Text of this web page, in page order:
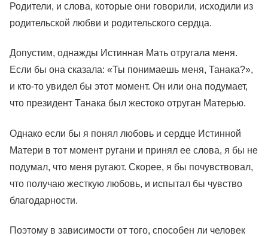
Родители, и слова, которые они говорили, исходили из
родительской любви и родительского сердца.
Допустим, однажды Истинная Мать отругала меня.
Если бы она сказала: «Ты понимаешь меня, Танака?»,
и кто-то увидел бы этот момент. Он или она подумает,
что президент Танака был жестоко отруган Матерью.
Однако если бы я понял любовь и сердце Истинной
Матери в тот момент ругани и принял ее слова, я бы не
подумал, что меня ругают. Скорее, я бы почувствовал,
что получаю жесткую любовь, и испытал бы чувство
благодарности.
Поэтому в зависимости от того, способен ли человек